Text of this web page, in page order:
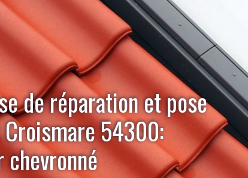
de réparation et pose
54300: